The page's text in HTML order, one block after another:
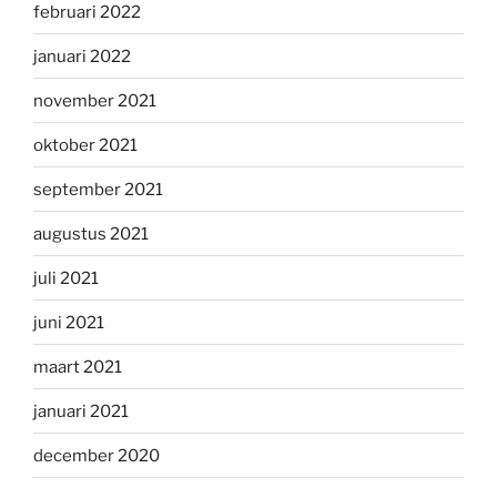
februari 2022
januari 2022
november 2021
oktober 2021
september 2021
augustus 2021
juli 2021
juni 2021
maart 2021
januari 2021
december 2020